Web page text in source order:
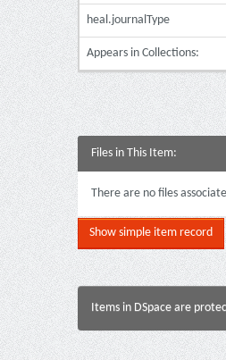
heal.journalType
Appears in Collections:
Files in This Item:
There are no files
Show simple item record
Items in DSpace are